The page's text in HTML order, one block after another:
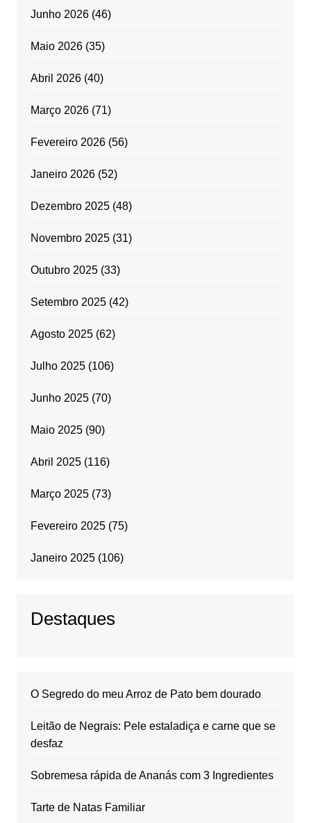
Junho 2026(46)
Maio 2026(35)
Abril 2026(40)
Março 2026(71)
Fevereiro 2026(56)
Janeiro 2026(52)
Dezembro 2025(48)
Novembro 2025(31)
Outubro 2025(33)
Setembro 2025(42)
Agosto 2025(62)
Julho 2025(106)
Junho 2025(70)
Maio 2025(90)
Abril 2025(116)
Março 2025(73)
Fevereiro 2025(75)
Janeiro 2025(106)
Destaques
O Segredo do meu Arroz de Pato bem dourado
Leitão de Negrais: Pele estaladiça e carne que se
desfaz
Sobremesa rápida de Ananás com 3 Ingredientes
Tarte de Natas Familiar